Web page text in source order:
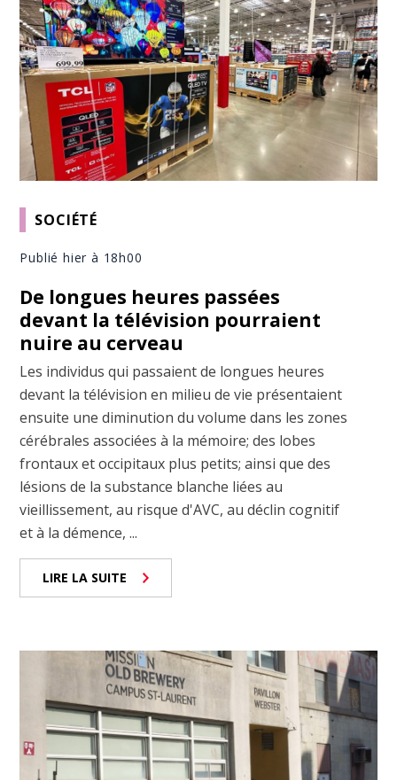
SOCIÉTÉ
Publié hier à 18h00
De longues heures passées
devant la télévision pourraient
nuire au cerveau
Les individus qui passaient de longues heures
devant la télévision en milieu de vie présentaient
ensuite une diminution du volume dans les zones
cérébrales associées à la mémoire; des lobes
frontaux et occipitaux plus petits; ainsi que des
lésions de la substance blanche liées au
vieillissement, au risque d'AVC, au déclin cognitif
et à la démence, ...
LIRE LA SUITE